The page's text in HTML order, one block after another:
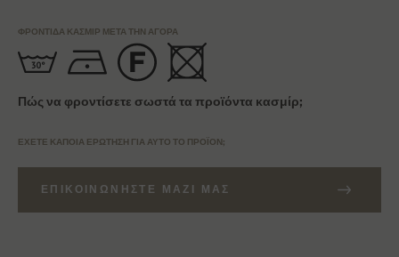
ΦΡΟΝΤΊΔΑ ΚΑΣΜΊΡ ΜΕΤΆ ΤΗΝ ΑΓΟΡΆ
Πώς να φροντίσετε σωστά τα προϊόντα κασμίρ;
ΈΧΕΤΕ ΚΆΠΟΙΑ ΕΡΏΤΗΣΗ ΓΙΑ ΑΥΤΌ ΤΟ ΠΡΟΪΌΝ;
ΕΠΙΚΟΙΝΩΝΉΣΤΕ ΜΑΖΊ ΜΑΣ